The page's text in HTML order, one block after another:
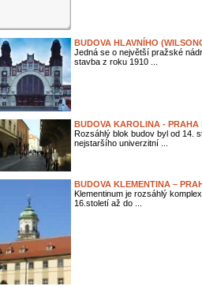
BUDOVA HLAVNÍHO
Jedná se o největší pražské
stavba z roku 1910 ...
BUDOVA KAROLINA - PRAHA
Rozsáhlý blok budov byl od 14.
nejstaršího univerzitní ...
BUDOVA KLEMENTINA –
Klementinum je rozsáhlý
16.století až do ...